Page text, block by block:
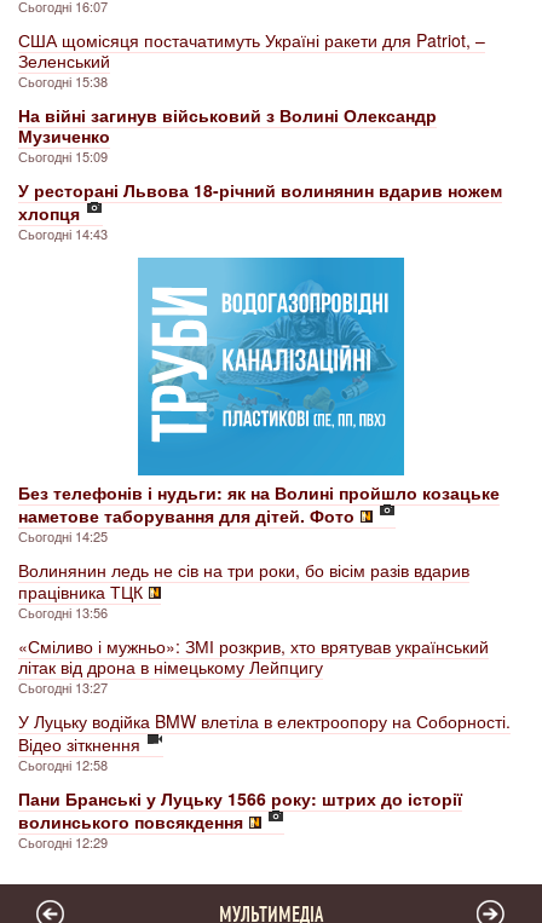
Сьогодні 16:07
США щомісяця постачатимуть Україні ракети для Patriot, –
Зеленський
Сьогодні 15:38
На війні загинув військовий з Волині Олександр
Музиченко
Сьогодні 15:09
У ресторані Львова 18-річний волинянин вдарив ножем
хлопця
Сьогодні 14:43
Без телефонів і нудьги: як на Волині пройшло козацьке
наметове таборування для дітей. Фото
Сьогодні 14:25
Волинянин ледь не сів на три роки, бо вісім разів вдарив
працівника ТЦК
Сьогодні 13:56
«Сміливо і мужньо»: ЗМІ розкрив, хто врятував український
літак від дрона в німецькому Лейпцигу
Сьогодні 13:27
У Луцьку водійка BMW влетіла в електроопору на Соборності.
Відео зіткнення
Сьогодні 12:58
Пани Бранські у Луцьку 1566 року: штрих до історії
волинського повсякдення
Сьогодні 12:29
МУЛЬТИМЕДІА